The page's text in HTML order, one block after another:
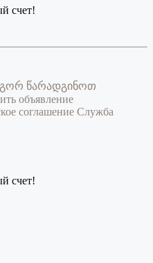
счет!
წარადგინოთ
объявление
соглашение Служба
счет!